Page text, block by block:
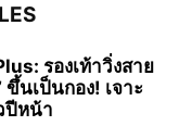
รองเท้าวิ่งสาย
ขึ้นเป็นกอง! เจาะ
ปีหน้า